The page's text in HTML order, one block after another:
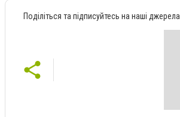
Поділіться та підписуйтесь на наші джерела